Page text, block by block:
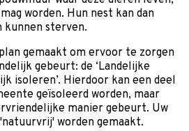
worden. Hun nest kan dan
kunnen sterven.
gemaakt om ervoor te zorgen
gebeurt: de ‘Landelijke
isoleren’. Hierdoor kan een deel
geïsoleerd worden, maar
manier gebeurt. Uw
worden gemaakt.